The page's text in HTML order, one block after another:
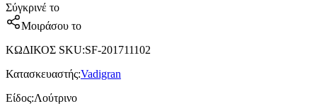
Σύγκρινέ το
Μοιράσου το
ΚΩΔΙΚΟΣ SKU:SF-201711102
Κατασκευαστής:Vadigran
Είδος:Λούτρινο